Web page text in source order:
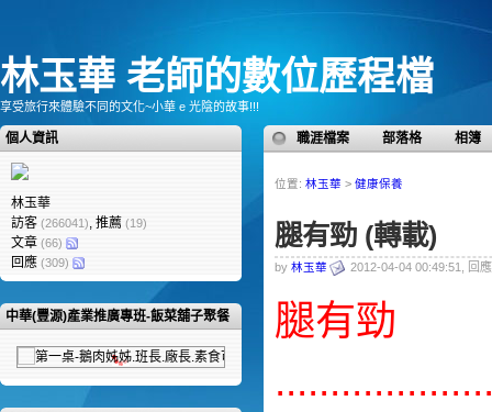
林玉華 老師的數位歷程檔
享受旅行來體驗不同的文化~小華 e 光陰的故事!!!
職涯檔案 部落格 相簿
個人資訊
林玉華
訪客 (266041), 推薦 (19)
文章 (66)
回應 (309)
中華(豐源)產業推廣專班-飯菜舖子聚餐
位置: 林玉華 > 健康保養
腿有勁 (轉載)
by 林玉華 2012-04-04 00:49:51, 回
腿有勁